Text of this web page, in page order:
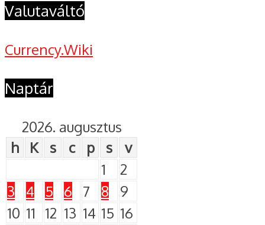
Valutaváltó
Currency.Wiki
Naptár
2026. augusztus
h
K s c p s
v
1
2
3
4 5 6 7 8
9
10 11 12 13 14 15 16